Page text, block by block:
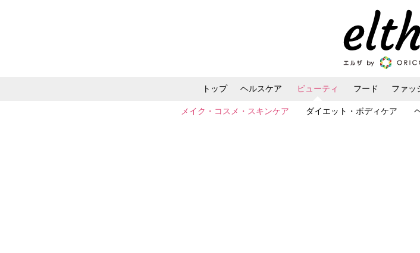
トップ ヘルスケア ビューティ
メイク・コスメ・スキンケア ダイエット・ボディケア
フード ファッ